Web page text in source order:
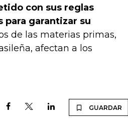
con sus reglas
para garantizar su
de las materias primas,
afectan a los
GUARDAR